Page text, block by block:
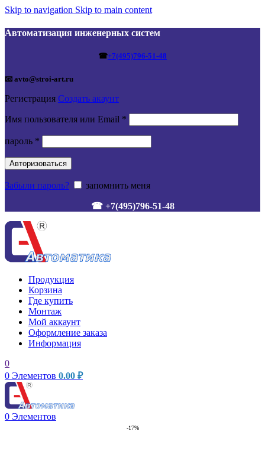
Skip to navigation Skip to main content
Автоматизация инженерных систем
☎+7(495)796-51-48
📧 avto@stroi-art.ru
Регистрация Создать акаунт
Имя пользователя или Email *
пароль *
Авторизоваться
Забыли пароль? запомнить меня
☎ +7(495)796-51-48
Продукция
Корзина
Где купить
Монтаж
Мой аккаунт
Оформление заказа
Информация
0
0 Элементов 0.00 ₽
0 Элементов
-17%